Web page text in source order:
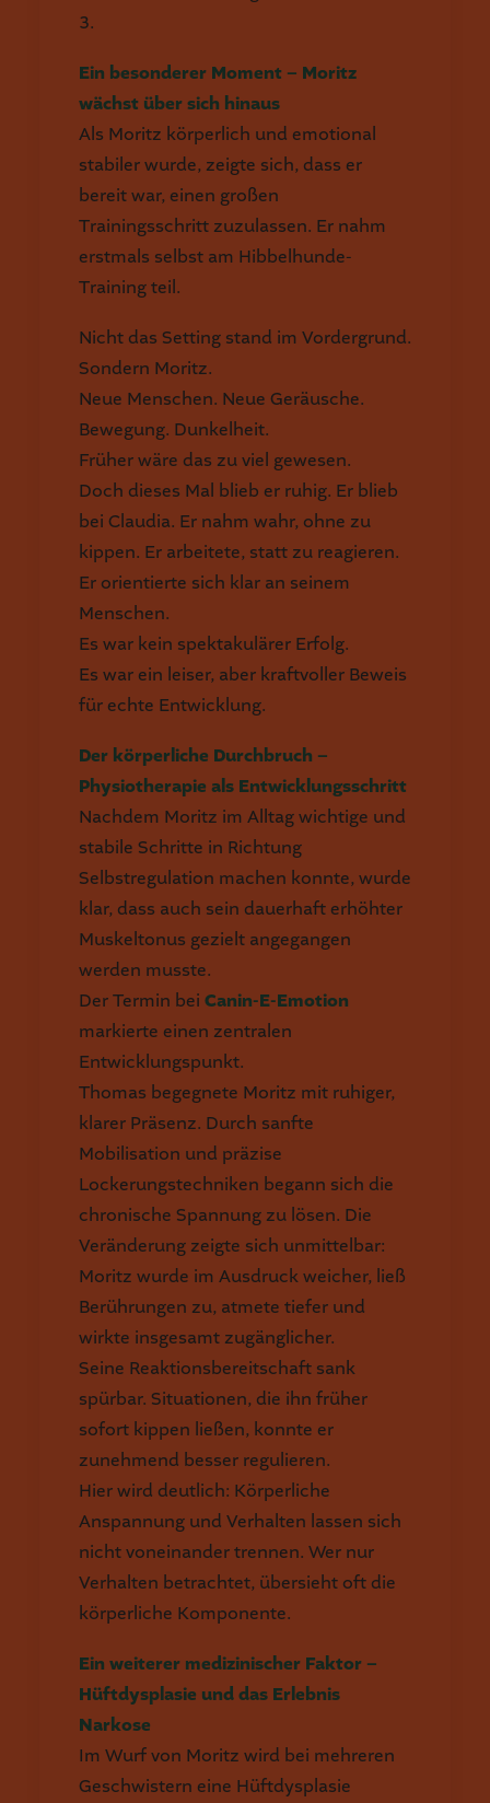
3.
Ein besonderer Moment – Moritz
wächst über sich hinaus
Als Moritz körperlich und emotional
stabiler wurde, zeigte sich, dass er
bereit war, einen großen
Trainingsschritt zuzulassen. Er nahm
erstmals selbst am Hibbelhunde-
Training teil.
Nicht das Setting stand im Vordergrund.
Sondern Moritz.
Neue Menschen. Neue Geräusche.
Bewegung. Dunkelheit.
Früher wäre das zu viel gewesen.
Doch dieses Mal blieb er ruhig. Er blieb
bei Claudia. Er nahm wahr, ohne zu
kippen. Er arbeitete, statt zu reagieren.
Er orientierte sich klar an seinem
Menschen.
Es war kein spektakulärer Erfolg.
Es war ein leiser, aber kraftvoller Beweis
für echte Entwicklung.
Der körperliche Durchbruch –
Physiotherapie als Entwicklungsschritt
Nachdem Moritz im Alltag wichtige und
stabile Schritte in Richtung
Selbstregulation machen konnte, wurde
klar, dass auch sein dauerhaft erhöhter
Muskeltonus gezielt angegangen
werden musste.
Der Termin bei Canin-E-Emotion
markierte einen zentralen
Entwicklungspunkt.
Thomas begegnete Moritz mit ruhiger,
klarer Präsenz. Durch sanfte
Mobilisation und präzise
Lockerungstechniken begann sich die
chronische Spannung zu lösen. Die
Veränderung zeigte sich unmittelbar:
Moritz wurde im Ausdruck weicher, ließ
Berührungen zu, atmete tiefer und
wirkte insgesamt zugänglicher.
Seine Reaktionsbereitschaft sank
spürbar. Situationen, die ihn früher
sofort kippen ließen, konnte er
zunehmend besser regulieren.
Hier wird deutlich: Körperliche
Anspannung und Verhalten lassen sich
nicht voneinander trennen. Wer nur
Verhalten betrachtet, übersieht oft die
körperliche Komponente.
Ein weiterer medizinischer Faktor –
Hüftdysplasie und das Erlebnis
Narkose
Im Wurf von Moritz wird bei mehreren
Geschwistern eine Hüftdysplasie